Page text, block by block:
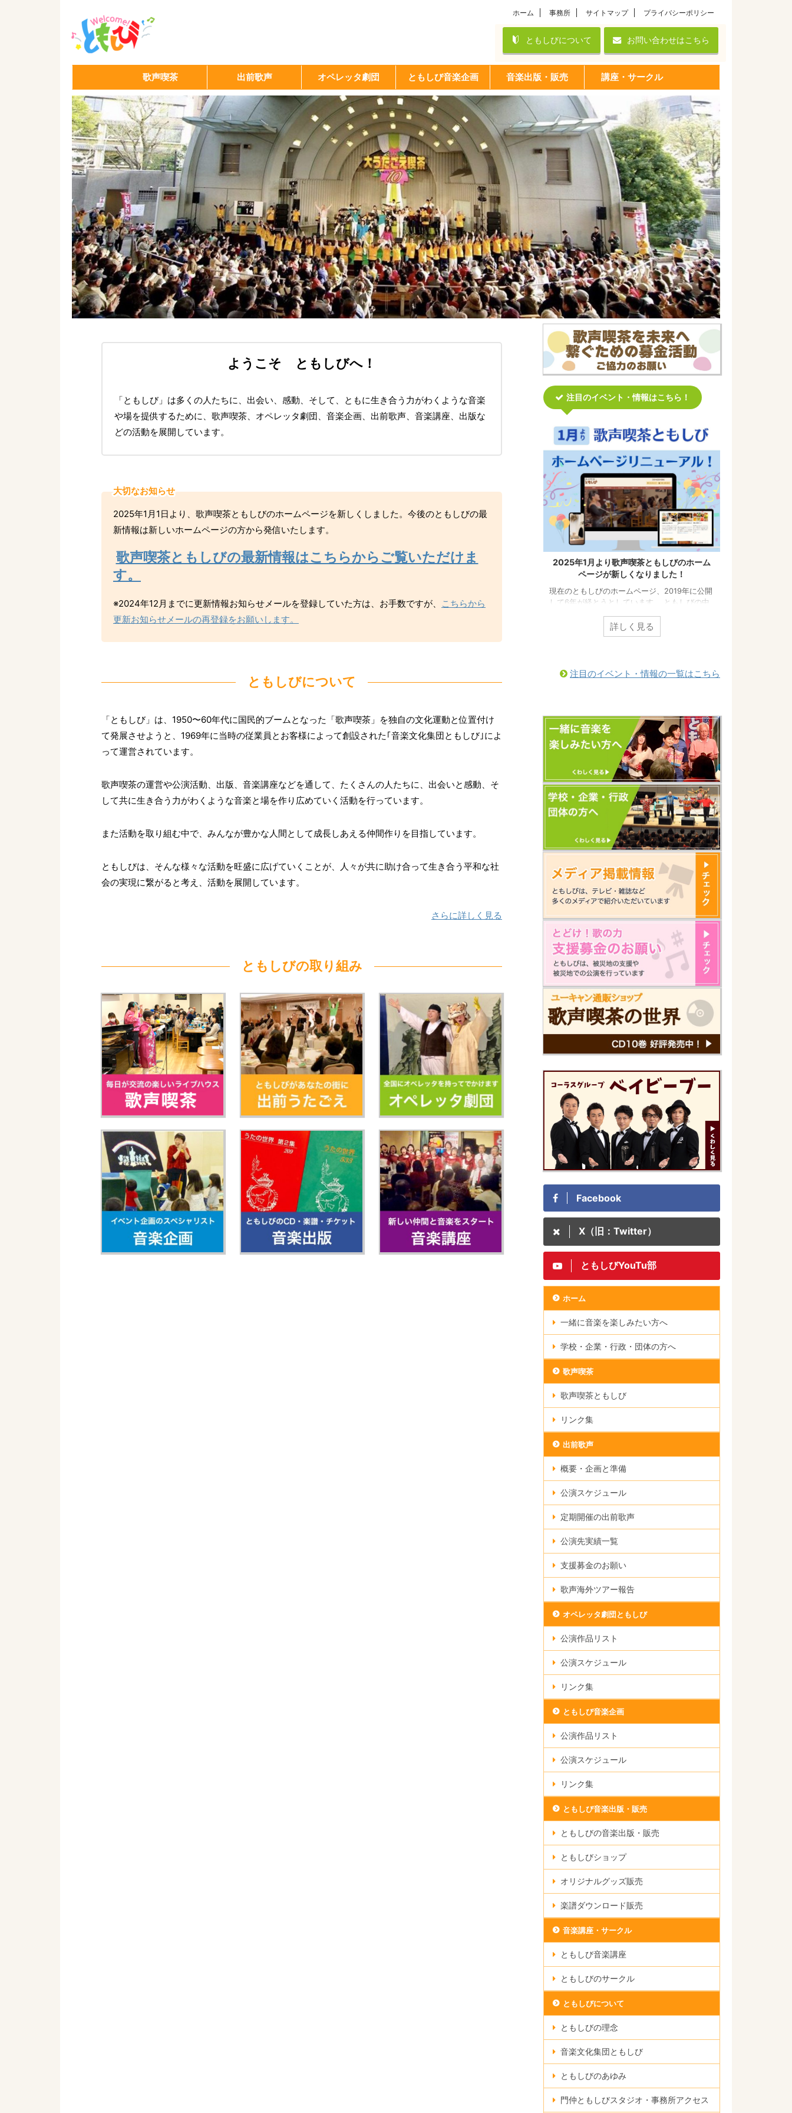
ホーム 事務所 サイトマップ プライバシーポリシー
ともしびについて お問い合わせはこちら
歌声喫茶 出前歌声 オペレッタ劇団 ともしび音楽企画 音楽出版・販売 講座・サークル
ようこそ ともしびへ！
「ともしび」は多くの人たちに、出会い、感動、そして、ともに生き合う力がわくような音楽
や場を提供するために、歌声喫茶、オペレッタ劇団、音楽企画、出前歌声、音楽講座、出版な
どの活動を展開しています。
大切なお知らせ
2025年1月1日より、歌声喫茶ともしびのホームページを新しくしました。今後のともしびの最
新情報は新しいホームページの方から発信いたします。
歌声喫茶ともしびの最新情報はこちらからご覧いただけま
す。
※2024年12月までに更新情報お知らせメールを登録していた方は、お手数ですが、
こちらから
更新お知らせメールの再登録をお願いします。
ともしびについて
「ともしび」は、1950〜60年代に国民的ブームとなった「歌声喫茶」を独自の文化運動と位置付け
て発展させようと、1969年に当時の従業員とお客様によって創設された｢音楽文化集団ともしび｣によ
って運営されています。
歌声喫茶の運営や公演活動、出版、音楽講座などを通して、たくさんの人たちに、出会いと感動、そ
して共に生き合う力がわくような音楽と場を作り広めていく活動を行っています。
また活動を取り組む中で、みんなが豊かな人間として成長しあえる仲間作りを目指しています。
ともしびは、そんな様々な活動を旺盛に広げていくことが、人々が共に助け合って生き合う平和な社
会の実現に繋がると考え、活動を展開しています。
さらに詳しく見る
ともしびの取り組み
注目のイベント・情報はこちら！
2025年1月より歌声喫茶ともしびのホーム
ページが新しくなりました！
現在のともしびのホームページ、2019年に公開
して6年が経とうとしています。 ともしびの中
にわかりやすくお届けするために、ホームペー
ジのリニューアルを行いました！ こちらからぜ
https://tomoshibi.co.jp/utagoekissa/ また、
今後のともしびの最新情報はすべて、歌声喫茶
ル」を設置しました。 ...
詳しく見る
注目のイベント・情報の一覧はこちら
Facebook
X（旧：Twitter）
ともしびYouTu部
ホーム
一緒に音楽を楽しみたい方へ
学校・企業・行政・団体の方へ
歌声喫茶
歌声喫茶ともしび
リンク集
出前歌声
概要・企画と準備
公演スケジュール
定期開催の出前歌声
公演先実績一覧
支援募金のお願い
歌声海外ツアー報告
オペレッタ劇団ともしび
公演作品リスト
公演スケジュール
リンク集
ともしび音楽企画
公演作品リスト
公演スケジュール
リンク集
ともしび音楽出版・販売
ともしびの音楽出版・販売
ともしびショップ
オリジナルグッズ販売
楽譜ダウンロード販売
音楽講座・サークル
ともしび音楽講座
ともしびのサークル
ともしびについて
ともしびの理念
音楽文化集団ともしび
ともしびのあゆみ
門仲ともしびスタジオ・事務所アクセス